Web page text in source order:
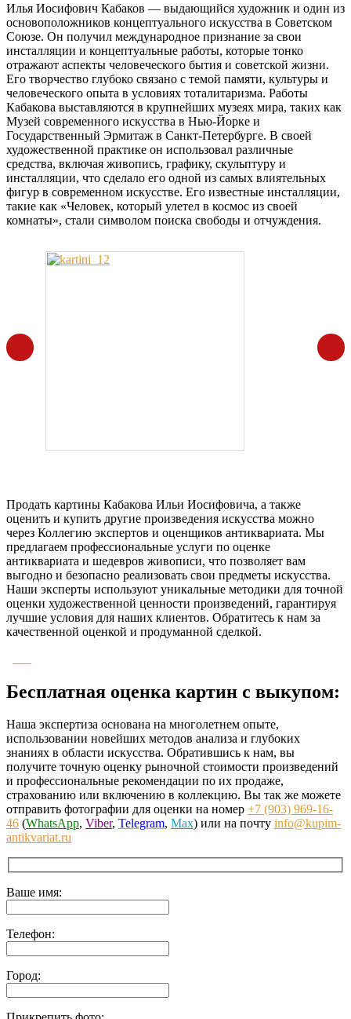
Илья Иосифович Кабаков — выдающийся художник и один из
основоположников концептуального искусства в Советском
Союзе. Он получил международное признание за свои
инсталляции и концептуальные работы, которые тонко
отражают аспекты человеческого бытия и советской жизни.
Его творчество глубоко связано с темой памяти, культуры и
человеческого опыта в условиях тоталитаризма. Работы
Кабакова выставляются в крупнейших музеях мира, таких как
Музей современного искусства в Нью-Йорке и
Государственный Эрмитаж в Санкт-Петербурге. В своей
художественной практике он использовал различные
средства, включая живопись, графику, скульптуру и
инсталляции, что сделало его одной из самых влиятельных
фигур в современном искусстве. Его известные инсталляции,
такие как «Человек, который улетел в космос из своей
комнаты», стали символом поиска свободы и отчуждения.
Продать картины Кабакова Ильи Иосифовича, а также
оценить и купить другие произведения искусства можно
через Коллегию экспертов и оценщиков антиквариата. Мы
предлагаем профессиональные услуги по оценке
антиквариата и шедевров живописи, что позволяет вам
выгодно и безопасно реализовать свои предметы искусства.
Наши эксперты используют уникальные методики для точной
оценки художественной ценности произведений, гарантируя
лучшие условия для наших клиентов. Обратитесь к нам за
качественной оценкой и продуманной сделкой.
Бесплатная оценка картин с выкупом:
Наша экспертиза основана на многолетнем опыте,
использовании новейших методов анализа и глубоких
знаниях в области искусства. Обратившись к нам, вы
получите точную оценку рыночной стоимости произведений
и профессиональные рекомендации по их продаже,
страхованию или включению в коллекцию. Вы так же можете
отправить фотографии для оценки на номер +7 (903) 969-16-
46 (WhatsApp, Viber, Telegram, Max) или на почту info@kupim-
antikvariat.ru
Ваше имя:
Телефон:
Город: